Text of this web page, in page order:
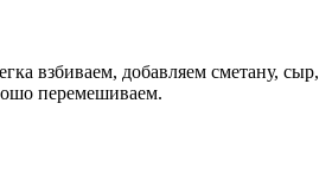
взбиваем, добавляем сметану, сыр,
перемешиваем.